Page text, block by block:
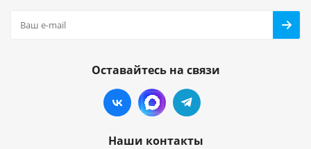
Оставайтесь на связи
Наши контакты